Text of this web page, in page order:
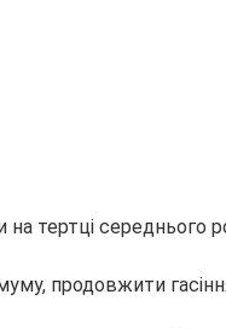
тертці середнього
продовжити